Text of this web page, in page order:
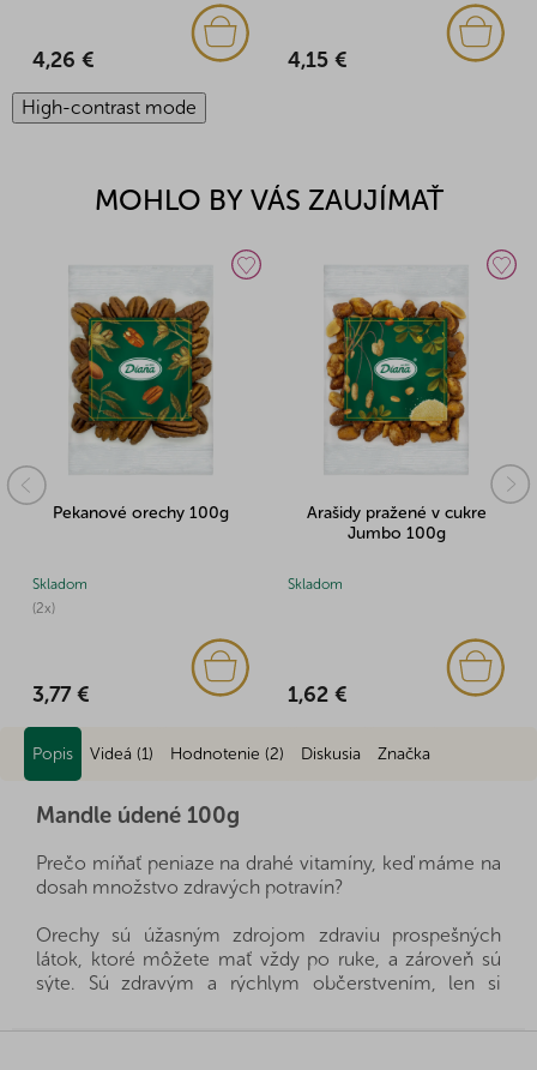
4,26 € 4,15 €
High-contrast mode
MOHLO BY VÁS ZAUJÍMAŤ
Pekanové orechy 100g
(2x)
Skladom
3,77 €
Arašidy pražené v cukre
Jumbo 100g
Skladom
1,62 €
Popis Videá (1) Hodnotenie (2) Diskusia Značka
Mandle údené 100g
Prečo míňať peniaze na drahé vitamíny, keď máme na
dosah množstvo zdravých potravín?
Orechy sú úžasným zdrojom zdraviu prospešných
látok, ktoré môžete mať vždy po ruke, a zároveň sú
sýte. Sú zdravým a rýchlym občerstvením, len si
vhodné.